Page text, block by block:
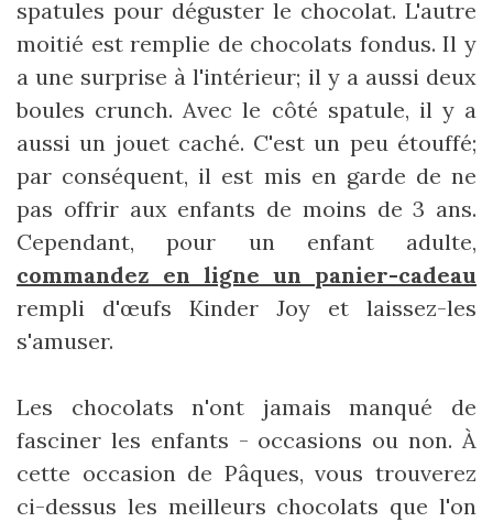
spatules pour déguster le chocolat. L'autre
moitié est remplie de chocolats fondus. Il y
a une surprise à l'intérieur; il y a aussi deux
boules crunch. Avec le côté spatule, il y a
aussi un jouet caché. C'est un peu étouffé;
par conséquent, il est mis en garde de ne
pas offrir aux enfants de moins de 3 ans.
Cependant, pour un enfant adulte,
commandez en ligne un panier-cadeau
rempli d'œufs Kinder Joy et laissez-les
s'amuser.
Les chocolats n'ont jamais manqué de
fasciner les enfants - occasions ou non. À
cette occasion de Pâques, vous trouverez
ci-dessus les meilleurs chocolats que l'on